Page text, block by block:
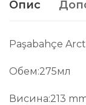
Опис
Paşabahçe
Обем:275мл
Висина:213